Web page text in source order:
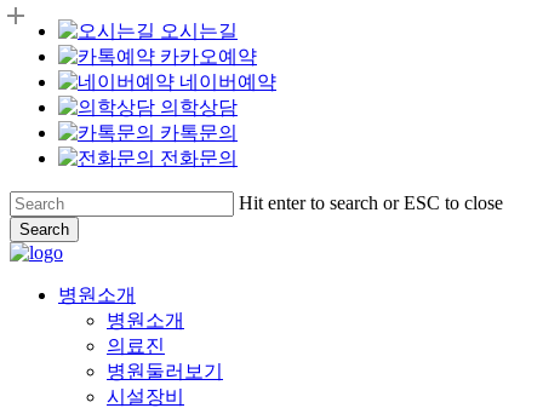
오시는길
카카오예약
네이버예약
의학상담
카톡문의
전화문의
Skip
to
main
content
Hit enter to search or ESC to close
Search
Close
Menu
병원소개
병원소개
의료진
병원둘러보기
시설장비